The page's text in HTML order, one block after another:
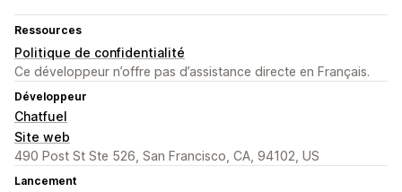
Ressources
Politique de confidentialité
Ce développeur n’offre pas d’assistance directe en Français.
Développeur
Chatfuel
Site web
490 Post St Ste 526, San Francisco, CA, 94102, US
Lancement